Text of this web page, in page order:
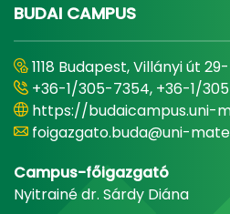
BUDAI CAMPUS
1118 Budapest, Villányi út
+36-1/305-7354, +36-1/
https://budaicampus.uni-
foigazgato.buda@uni-
Campus-főigazgató
Nyitrainé dr. Sárdy Diána